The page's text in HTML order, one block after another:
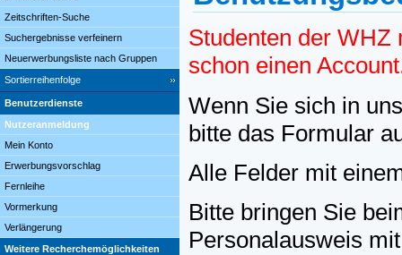
Zeitschriften-Suche
Suchergebnisse verfeinern
Neuerwerbungsliste nach Gruppen
Sortierreihenfolge
Benutzerdienste
Nutzeranmeldung
Mein Konto
Erwerbungsvorschlag
Fernleihe
Vormerkung
Verlängerung
Weitere Recherchemöglichkeiten
Studenten der WHZ
schon einen
Wenn Sie sich in
bitte das Formular
Alle Felder mit
Bitte bringen Sie
Personalausweis